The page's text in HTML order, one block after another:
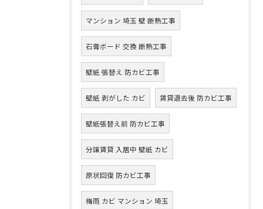
マンション 埼玉 壁 断熱工事
石膏ボード 交換 断熱工事
壁紙 張替え 防カビ工事
壁紙 剥がした カビ 賃貸退去後 防カビ工事
壁紙張替え前 防カビ工事
分譲賃貸 入居中 壁紙 カビ
原状回復 防カビ工事
梅雨 カビ マンション 埼玉